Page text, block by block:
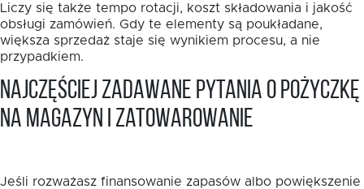
Liczy się także tempo rotacji, koszt składowania i jakość
obsługi zamówień. Gdy te elementy są poukładane,
większa sprzedaż staje się wynikiem procesu, a nie
przypadkiem.
Najczęściej zadawane pytania o pożyczkę
na magazyn i zatowarowanie
Jeśli rozważasz finansowanie zapasów albo powiększenie